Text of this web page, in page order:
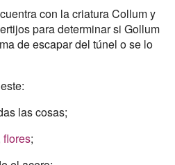
con la criatura Collum y
para determinar si Gollum
de escapar del túnel o se lo
las cosas;
flores;